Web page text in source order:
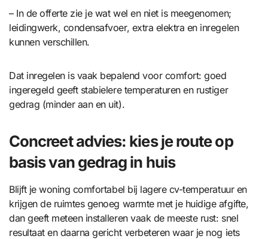
– In de offerte zie je wat wel en niet is meegenomen;
leidingwerk, condensafvoer, extra elektra en inregelen
kunnen verschillen.
Dat inregelen is vaak bepalend voor comfort: goed
ingeregeld geeft stabielere temperaturen en rustiger
gedrag (minder aan en uit).
Concreet advies: kies je route op
basis van gedrag in huis
Blijft je woning comfortabel bij lagere cv-temperatuur en
krijgen de ruimtes genoeg warmte met je huidige afgifte,
dan geeft meteen installeren vaak de meeste rust: snel
resultaat en daarna gericht verbeteren waar je nog iets